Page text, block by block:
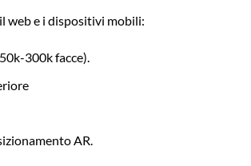
web e i dispositivi mobili:
300k facce).
AR.